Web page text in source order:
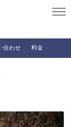
合わせ 料金